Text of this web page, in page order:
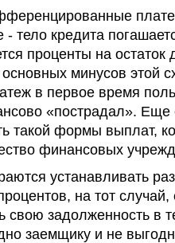
- тело кредита
проценты на
минусов этой
в первое время
«пострадал». Еще
такой формы выплат,
финансовых
устанавливать
на тот
свою задолженность в
заемщику и не